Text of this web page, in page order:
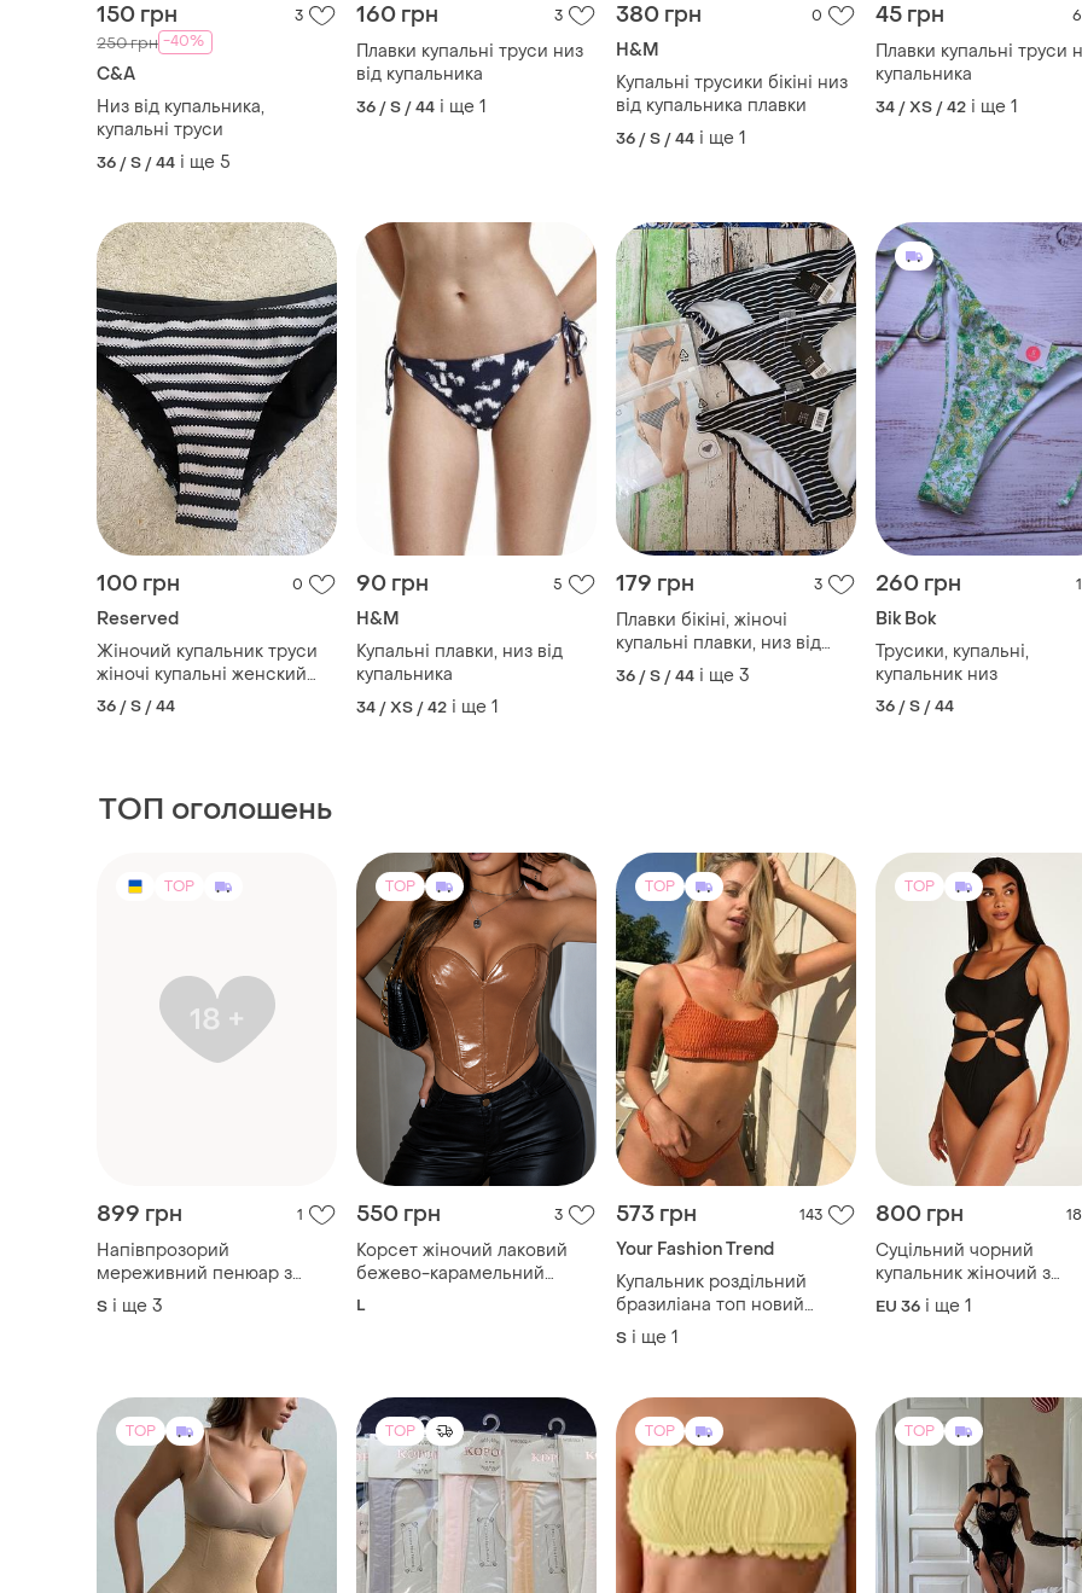
150 грн 3
250 грн -40%
C&A
Низ від купальника,
купальні труси
36 / S / 44 і ще 5
160 грн 3
Плавки купальні труси низ
від купальника
36 / S / 44 і ще 1
380 грн 0
H&M
Купальні трусики бікіні низ
від купальника плавки
36 / S / 44 і ще 1
45 грн 6
Плавки купальні труси
купальника
34 / XS / 42 і ще 1
100 грн 0
Reserved
Жіночий купальник труси
жіночі купальні женский
купальник низ от
купальника
36 / S / 44
90 грн 5
H&M
Купальні плавки, низ від
купальника
34 / XS / 42 і ще 1
179 грн 3
Плавки бікіні, жіночі
купальні плавки, низ від
купальника
36 / S / 44 і ще 3
260 грн 1
Bik Bok
Трусики, купальні,
купальник низ
36 / S / 44
ТОП оголошень
TOP
899 грн 1
Напівпрозорий
мереживний пенюар з
трусиками та панчохами,
do4076
S і ще 3
TOP
550 грн 3
Корсет жіночий лаковий
бежево-карамельний
екошкіра бюстьє топ без
L
TOP
573 грн 143
Your Fashion Trend
Купальник роздільний
бразиліана топ новий
"жатка" тренд жатий ефект
якісний
S і ще 1
TOP
800 грн 18
Суцільний чорний
купальник жіночий з
вирізами на талії
hunkemoller
EU 36 і ще 1
TOP TOP TOP TOP